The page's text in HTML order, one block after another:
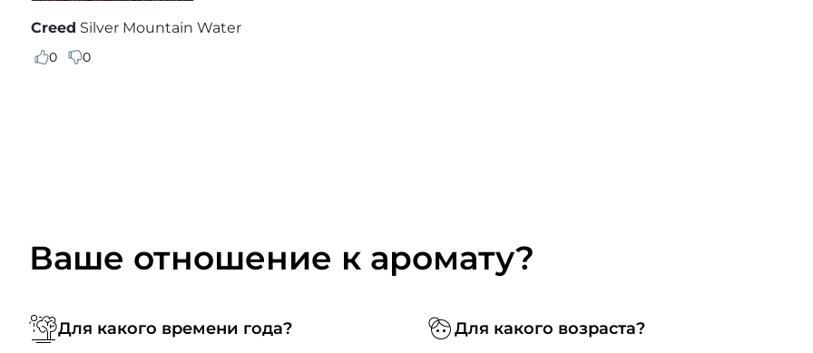
Creed Silver Mountain Water
0 0
Ваше отношение к аромату?
Для какого времени года? Для какого возраста?